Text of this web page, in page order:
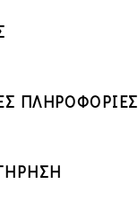
ΠΛΗΡΟΦΟΡΙΕΣ